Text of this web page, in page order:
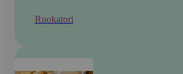
Ruokatori